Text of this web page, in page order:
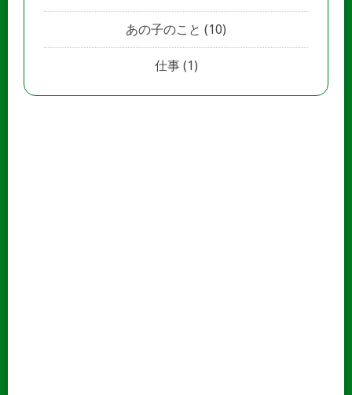
あの子のこと (10)
仕事(1)